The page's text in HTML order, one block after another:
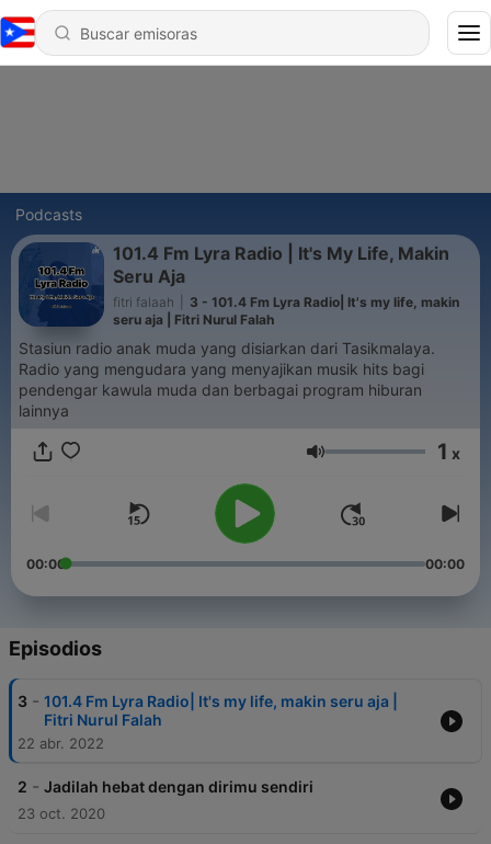
Podcasts
101.4 Fm Lyra Radio | It's My Life, Makin
Seru Aja
fitri falaah
3 - 101.4 Fm Lyra Radio| It's my life, makin
seru aja | Fitri Nurul Falah
Stasiun radio anak muda yang disiarkan dari Tasikmalaya.
Radio yang mengudara yang menyajikan musik hits bagi
pendengar kawula muda dan berbagai program hiburan
lainnya
Volumen 1 x
00:00 00:00
Episodios
3 - 101.4 Fm Lyra Radio| It's my life, makin seru aja |
Fitri Nurul Falah
22 abr. 2022
2 - Jadilah hebat dengan dirimu sendiri
23 oct. 2020